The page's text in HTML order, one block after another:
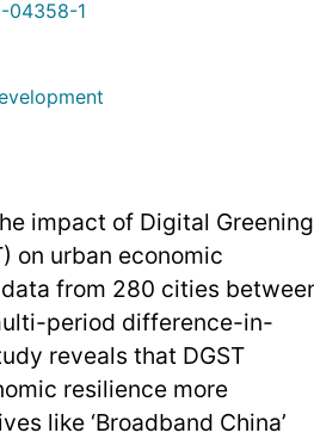
04358-1
impact of Digital Greening
on urban economic
from 280 cities
period difference-in-
reveals that DGST
resilience more
like ‘Broadband China’